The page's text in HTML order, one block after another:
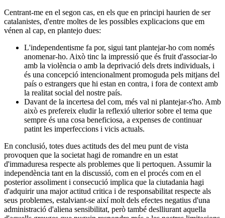
Centrant-me en el segon cas, en els que en principi haurien de ser
catalanistes, d'entre moltes de les possibles explicacions que em
vénen al cap, en plantejo dues:
L'independentisme fa por, sigui tant plantejar-ho com només
anomenar-ho. Això tinc la impressió que és fruit d'associar-lo
amb la violència o amb la deprivació dels drets individuals, i
és una concepció intencionalment promoguda pels mitjans del
país o estrangers que hi estan en contra, i fora de context amb
la realitat social del nostre país.
Davant de la incertesa del com, més val ni plantejar-s'ho. Amb
això es prefereix eludir la reflexió ulterior sobre el tema que
sempre és una cosa beneficiosa, a expenses de continuar
patint les imperfeccions i vicis actuals.
En conclusió, totes dues actituds des del meu punt de vista
provoquen que la societat hagi de romandre en un estat
d'immaduresa respecte als problemes que li pertoquen. Assumir la
independència tant en la discussió, com en el procés com en el
posterior assoliment i consecució implica que la ciutadania hagi
d'adquirir una major actitud critica i de responsabilitat respecte als
seus problemes, estalviant-se així molt dels efectes negatius d'una
administració d'aliena sensibilitat, però també deslliurant aquella